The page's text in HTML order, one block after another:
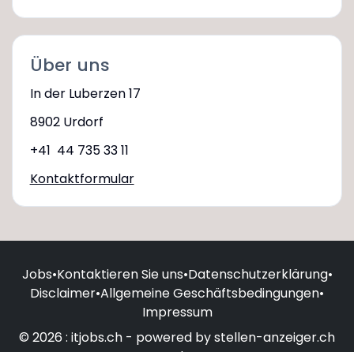
Über uns
In der Luberzen 17
8902 Urdorf
+41 44 735 33 11
Kontaktformular
Jobs•Kontaktieren Sie uns•Datenschutzerklärung•
Disclaimer•Allgemeine Geschäftsbedingungen•
Impressum
© 2026 : itjobs.ch - powered by stellen-anzeiger.ch